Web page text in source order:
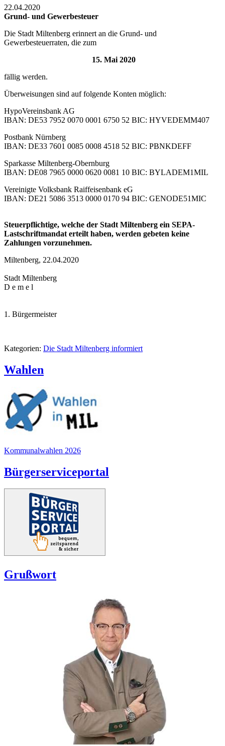
22.04.2020
Grund- und Gewerbesteuer
Die Stadt Miltenberg erinnert an die Grund- und
Gewerbesteuerraten, die zum
15. Mai 2020
fällig werden.
Überweisungen sind auf folgende Konten möglich:
HypoVereinsbank AG
IBAN: DE53 7952 0070 0001 6750 52 BIC: HYVEDEMM407
Postbank Nürnberg
IBAN: DE33 7601 0085 0008 4518 52 BIC: PBNKDEFF
Sparkasse Miltenberg-Obernburg
IBAN: DE08 7965 0000 0620 0081 10 BIC: BYLADEM1MIL
Vereinigte Volksbank Raiffeisenbank eG
IBAN: DE21 5086 3513 0000 0170 94 BIC: GENODE51MIC
Steuerpflichtige, welche der Stadt Miltenberg ein SEPA-
Lastschriftmandat erteilt haben, werden gebeten keine
Zahlungen vorzunehmen.
Miltenberg, 22.04.2020
Stadt Miltenberg
D e m e l
1. Bürgermeister
Kategorien: Die Stadt Miltenberg informiert
Wahlen
Kommunalwahlen 2026
Bürgerserviceportal
Grußwort